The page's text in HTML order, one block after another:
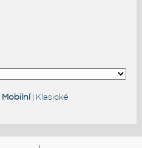
Mobilní| Klasické